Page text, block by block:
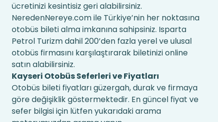
ücretinizi kesintisiz geri alabilirsiniz.
NeredenNereye.com ile Türkiye’nin her noktasına
otobüs bileti alma imkanına sahipsiniz. Isparta
Petrol Turizm dahil 200’den fazla yerel ve ulusal
otobüs firmasını karşılaştırarak biletinizi online
satın alabilirsiniz.
Kayseri Otobüs Seferleri ve Fiyatları
Otobüs bileti fiyatları güzergah, durak ve firmaya
göre değişiklik göstermektedir. En güncel fiyat ve
sefer bilgisi için lütfen yukarıdaki arama